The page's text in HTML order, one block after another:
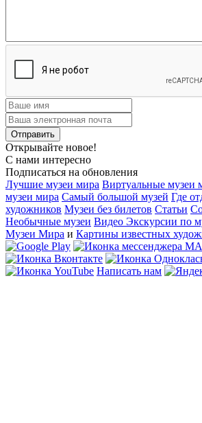
Открывайте новое!
С нами интересно
Подписаться на обновления
Лучшие музеи мира Виртуальные музеи
музеи мира Самый большой музей Где
художников Музеи без билетов Статьи
Необычные музеи Видео Экскурсии по
Музеи Мира и Картины известных
Написать нам